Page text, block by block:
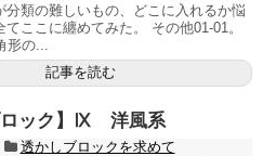
分類の難しいもの、どこに入れるか悩
ここに纏めてみた。 その他01-01。
形の...
記事を読む
ロック】Ⅸ 洋風系
透かしブロックを求めて